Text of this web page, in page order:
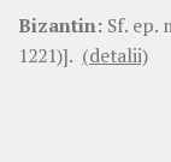
Bizantin: Sf. ep.
1221)]. (detalii)